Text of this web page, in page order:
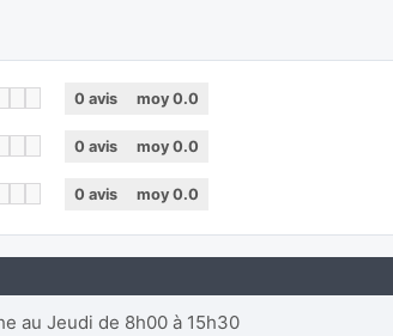
0 avis moy 0.0
0 avis moy 0.0
0 avis moy 0.0
au Jeudi de 8h00 à 15h30